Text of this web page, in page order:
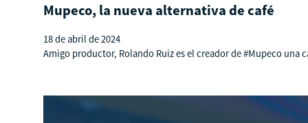
Mupeco, la nueva alternativa de café
18 de abril de 2024
Amigo productor, Rolando Ruiz es el creador de #Mupeco